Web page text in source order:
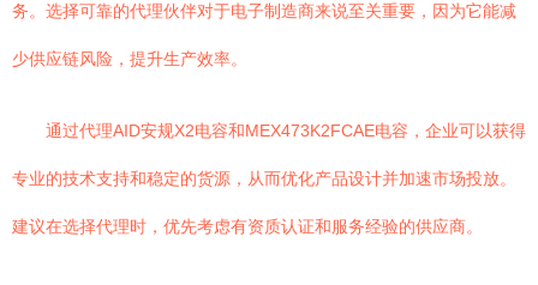
务。选择可靠的代理伙伴对于电子制造商来说至关重要，因为它能减
少供应链风险，提升生产效率。
通过代理AID安规X2电容和MEX473K2FCAE电容，企业可以获得
专业的技术支持和稳定的货源，从而优化产品设计并加速市场投放。
建议在选择代理时，优先考虑有资质认证和服务经验的供应商。